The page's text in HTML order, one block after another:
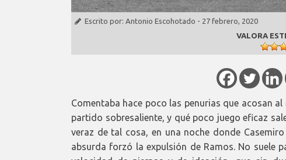
Escrito por: Antonio Escohotado - 27 febrero, 2020
VALORA
Comentaba hace poco las penurias que acosan
partido sobresaliente, y qué poco juego eficaz
veraz de tal cosa, en una noche donde
absurda forzó la expulsión de Ramos. No suele